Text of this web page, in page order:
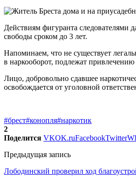
Действиям фигуранта следователями
свободы сроком до 3 лет.
Напоминаем, что не существует
в наркооборот, подлежат
Лицо, добровольно сдавшее
освобождается от уголовной
#брест#конопля#наркотик
2
Поделится VKOK.ruFacebookTwitter
Предыдущая запись
Лободинский проверил ход